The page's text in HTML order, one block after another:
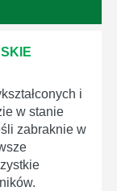
i
w stanie
zabraknie w